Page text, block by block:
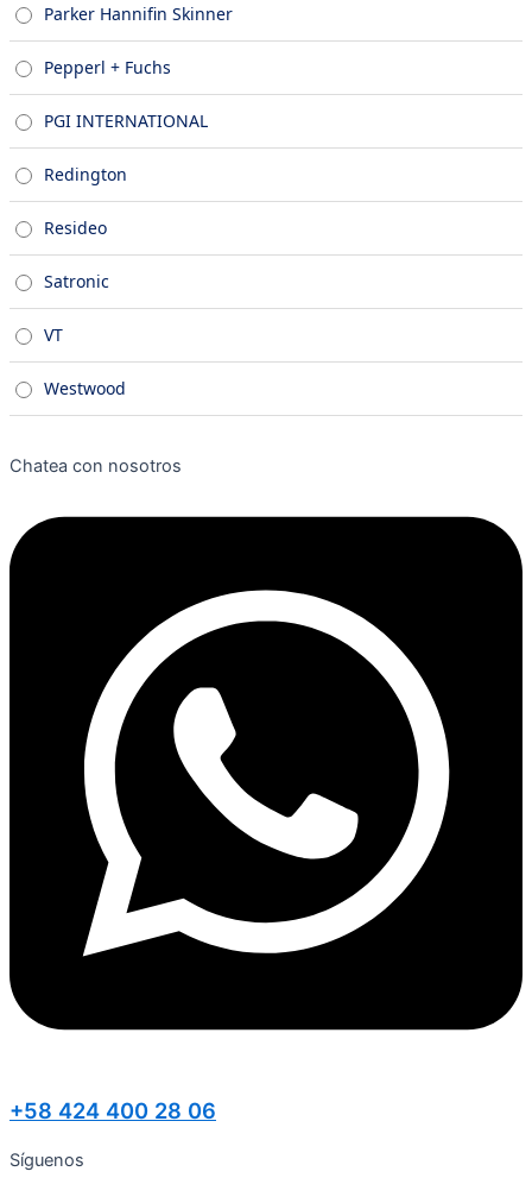
Parker Hannifin Skinner
Pepperl + Fuchs
PGI INTERNATIONAL
Redington
Resideo
Satronic
VT
Westwood
Chatea con nosotros
+58 424 400 28 06
Síguenos